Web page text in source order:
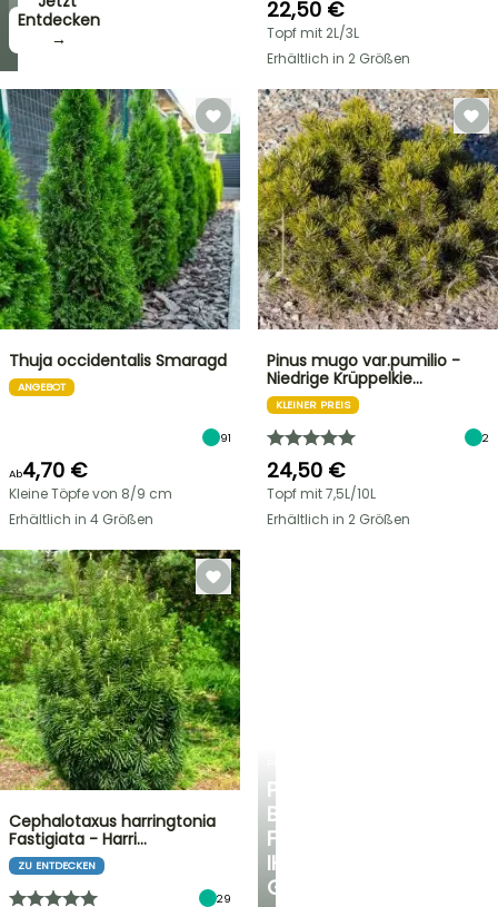
zugreifen!
→
Entdecken
→
PERSÖNLICHE
BERATUNG
FÜR
IHREN
GARTEN
22,50 €
Topf mit 2L/3L
Erhältlich in 2 Größen
Thuja occidentalis Smaragd
ANGEBOT
91
Ab4,70 €
Kleine Töpfe von 8/9 cm
Erhältlich in 4 Größen
Pinus mugo var.pumilio -
Niedrige Krüppelkie…
KLEINER PREIS
2
24,50 €
Topf mit 7,5L/10L
Erhältlich in 2 Größen
Cephalotaxus harringtonia
Fastigiata - Harri…
ZU ENTDECKEN
29